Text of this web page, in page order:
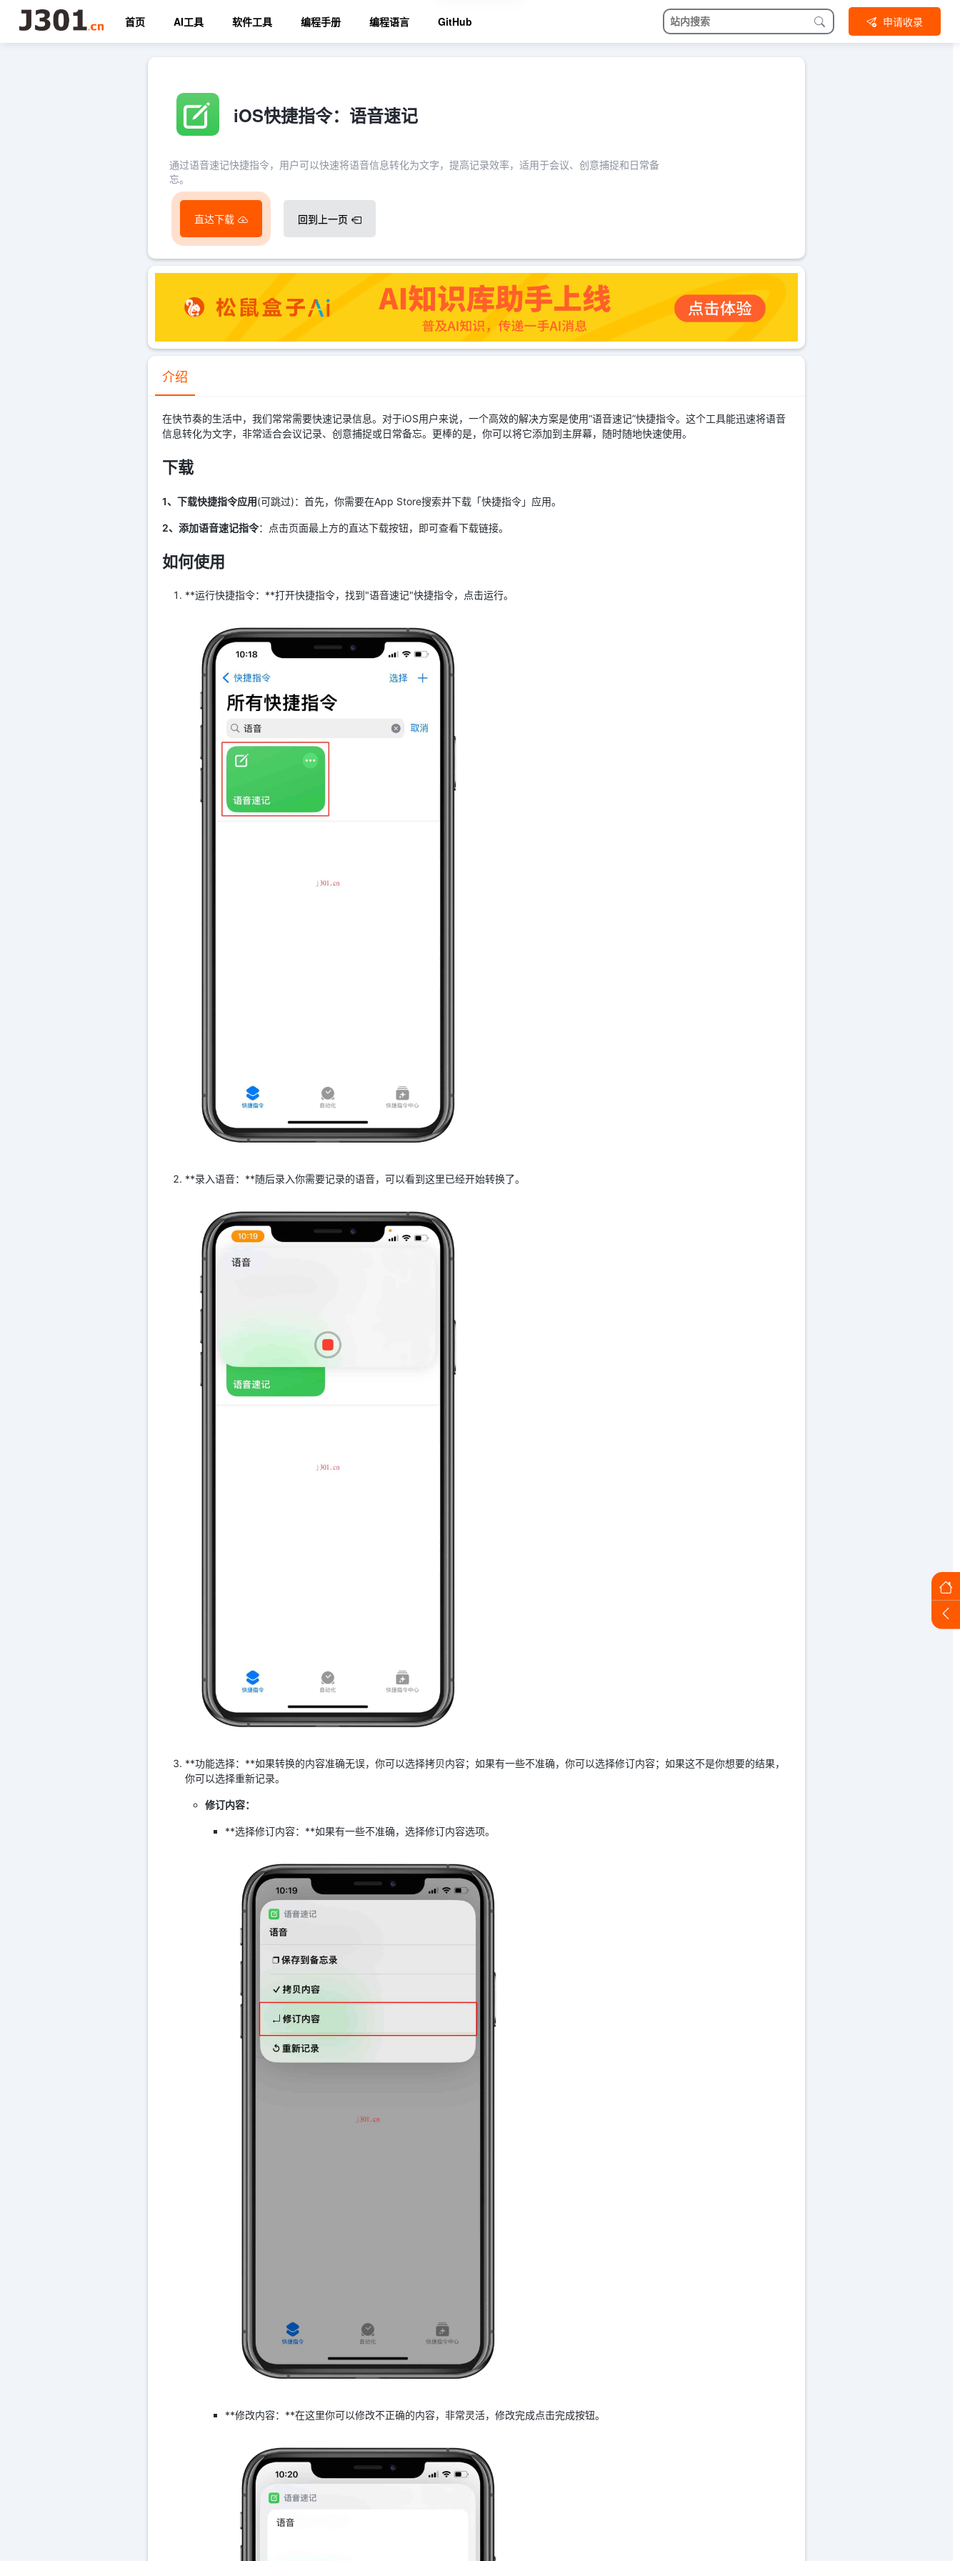
首页 AI工具 软件工具 编程手册 编程语言 GitHub 申请收录
iOS快捷指令：语音速记
通过语音速记快捷指令，用户可以快速将语音信息转化为文字，提高记录效率，适用于会议、创意捕捉和日常备
忘。
直达下载 回到上一页
介绍
在快节奏的生活中，我们常常需要快速记录信息。对于iOS用户来说，一个高效的解决方案是使用“语音速记”快捷指令。这个工具能迅速将语音
信息转化为文字，非常适合会议记录、创意捕捉或日常备忘。更棒的是，你可以将它添加到主屏幕，随时随地快速使用。
下载
1、下载快捷指令应用(可跳过)：首先，你需要在App Store搜索并下载「快捷指令」应用。
2、添加语音速记指令：点击页面最上方的直达下载按钮，即可查看下载链接。
如何使用
**运行快捷指令：**打开快捷指令，找到"语音速记"快捷指令，点击运行。
**录入语音：**随后录入你需要记录的语音，可以看到这里已经开始转换了。
**功能选择：**如果转换的内容准确无误，你可以选择拷贝内容；如果有一些不准确，你可以选择修订内容；如果这不是你想要的结果，
你可以选择重新记录。
修订内容：
**选择修订内容：**如果有一些不准确，选择修订内容选项。
**修改内容：**在这里你可以修改不正确的内容，非常灵活，修改完成点击完成按钮。